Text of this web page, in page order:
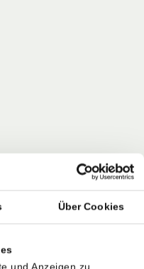
Über Cookies
und Anzeigen zu
Neuigkeiten vom
aus unserem